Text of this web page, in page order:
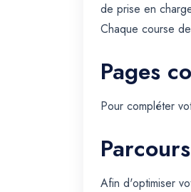
de prise en
Chaque course
Pages
Pour compléter
Afin d'optimiser